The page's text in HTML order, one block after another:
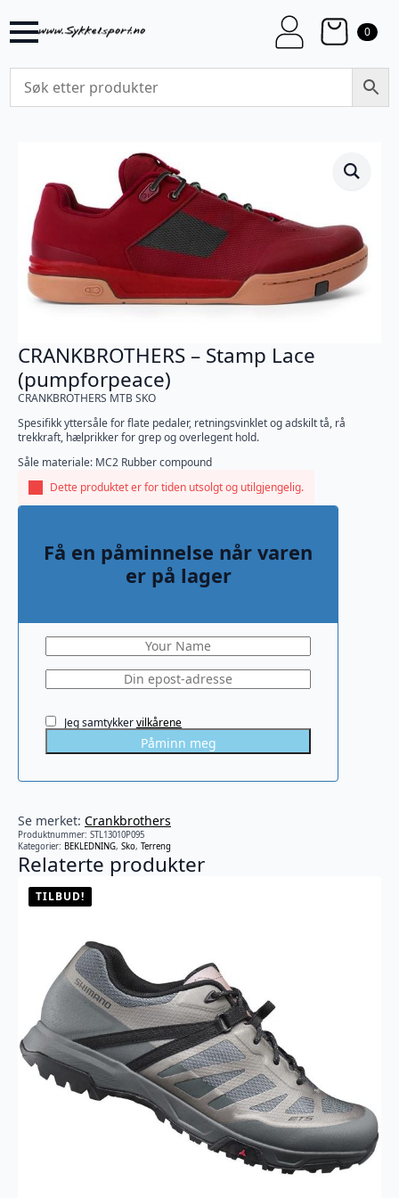
0
CRANKBROTHERS – Stamp Lace
(pumpforpeace)
CRANKBROTHERS MTB SKO
Spesifikk yttersåle for flate pedaler, retningsvinklet og adskilt tå, rå
trekkraft, hælprikker for grep og overlegent hold.
Såle materiale: MC2 Rubber compound
Dette produktet er for tiden utsolgt og utilgjengelig.
Få en påminnelse når varen
er på lager
Jeg samtykkervilkårene
Påminn meg
Se merket: Crankbrothers
Produktnummer: STL13010P095
Kategorier: BEKLEDNING, Sko, Terreng
Relaterte produkter
TILBUD!